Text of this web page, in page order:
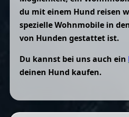
du mit einem Hund reisen
spezielle Wohnmobile in
von Hunden gestattet ist.
Du kannst bei uns auch ein
deinen Hund kaufen.